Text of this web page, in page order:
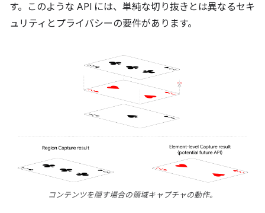
す。このような API には、単純な切り抜きとは異なるセキ
ュリティとプライバシーの要件があります。
コンテンツを隠す場合の領域キャプチャの動作。